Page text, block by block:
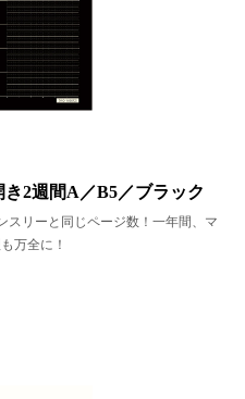
き2週間A／B5／ブラック
スリーと同じページ数！一年間、マ
万全に！